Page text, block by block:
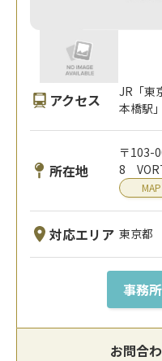
アクセス
JR「東
本橋駅
所在地
〒103-
8
MAP
対応エリア 東京都
事務
お問合